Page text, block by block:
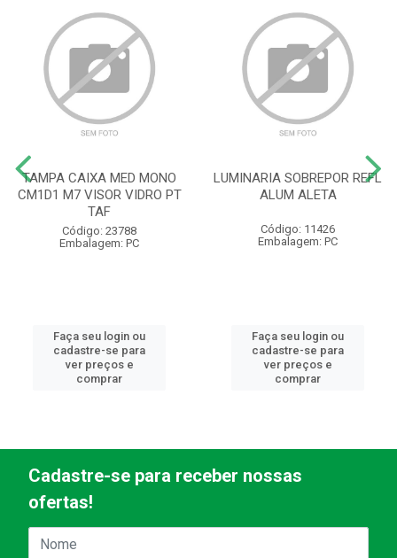
TAMPA CAIXA MED MONO
CM1D1 M7 VISOR VIDRO PT
TAF
Código: 23788
Embalagem: PC
Faça seu login ou
cadastre-se para
ver preços e
comprar
LUMINARIA SOBREPOR REFL
ALUM ALETA
Código: 11426
Embalagem: PC
Faça seu login ou
cadastre-se para
ver preços e
comprar
Cadastre-se para receber nossas
ofertas!